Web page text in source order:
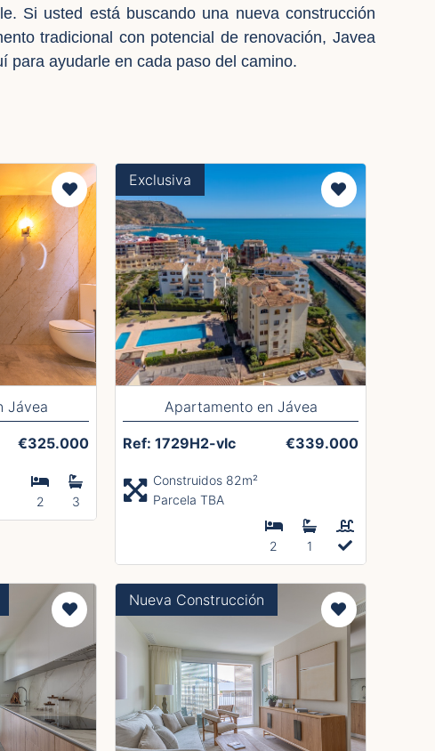
Si usted está buscando una nueva construcción
tradicional con potencial de renovación, Javea
para ayudarle en cada paso del camino.
Jávea
€325.000
2 3
Exclusiva
Apartamento en Jávea
Ref: 1729H2-vlc €339.000
Construidos 82m²
Parcela TBA
2 1
Nueva Construcción